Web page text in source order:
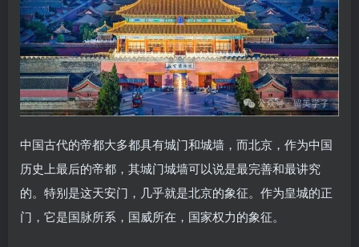
中国古代的帝都大多都具有城门和城墙，而北京，作为中国
历史上最后的帝都，其城门城墙可以说是最完善和最讲究
的。特别是这天安门，几乎就是北京的象征。作为皇城的正
门，它是国脉所系，国威所在，国家权力的象征。